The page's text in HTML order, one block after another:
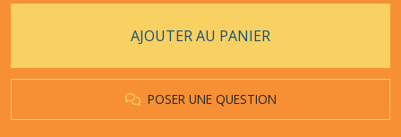
AJOUTER AU PANIER
POSER UNE QUESTION